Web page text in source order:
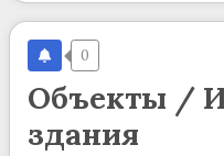
Объекты /
здания
0